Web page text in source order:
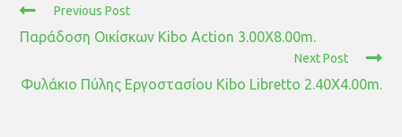
Previous Post
Παράδοση Οικίσκων Kibo Action 3.00X8.00m.
Next Post
Φυλάκιο Πύλης Εργοστασίου Kibo Libretto 2.40Χ4.00m.